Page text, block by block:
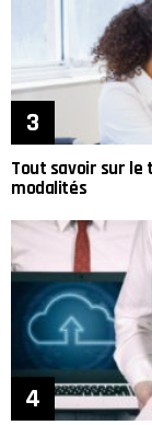
Tout savoir sur le
modalités